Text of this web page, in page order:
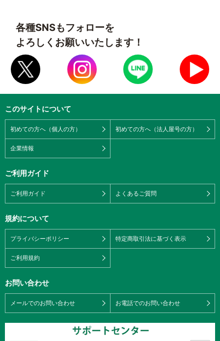
各種SNSもフォローを
よろしくお願いいたします！
このサイトについて
初めての方へ（個人の方） 初めての方へ（法人屋号の方）
企業情報
ご利用ガイド
ご利用ガイド よくあるご質問
規約について
プライバシーポリシー 特定商取引法に基づく表示
ご利用規約
お問い合わせ
メールでのお問い合わせ お電話でのお問い合わせ